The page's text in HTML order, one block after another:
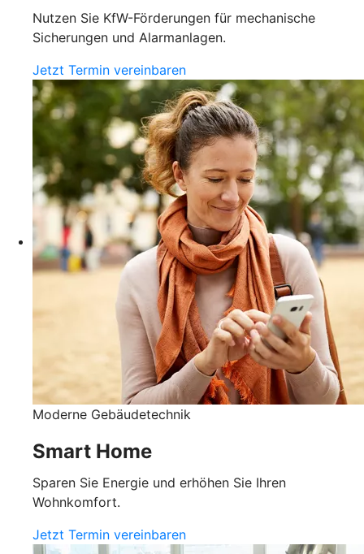
Nutzen Sie KfW-Förderungen für mechanische
Sicherungen und Alarmanlagen.
Jetzt Termin vereinbaren
Moderne Gebäudetechnik
Smart Home
Sparen Sie Energie und erhöhen Sie Ihren
Wohnkomfort.
Jetzt Termin vereinbaren